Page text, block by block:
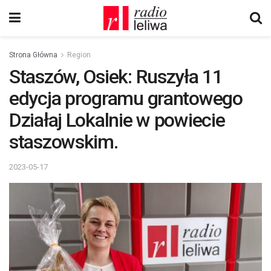
Strona Główna Region
Staszów, Osiek: Ruszyła 11
edycja programu grantowego
Działaj Lokalnie w powiecie
staszowskim.
2023-05-17